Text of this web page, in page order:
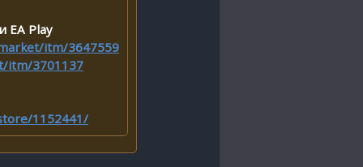
EA Play
itm/3647559
itm/3701137
1152441/